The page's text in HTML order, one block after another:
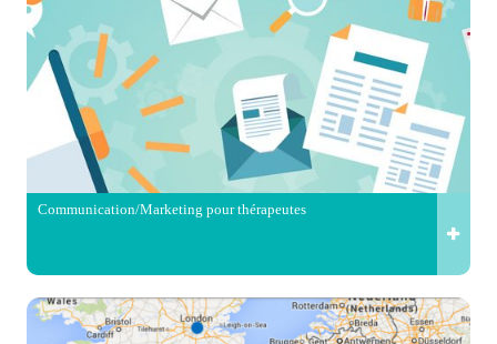
Communication/Marketing pour thérapeutes